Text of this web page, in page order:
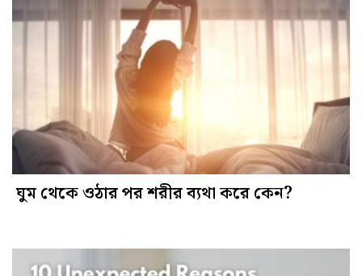
ঘুম থেকে ওঠার পর শরীর ব্যথা করে কেন?